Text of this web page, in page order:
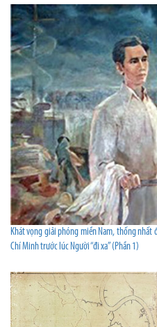
Khát vọng giải phóng miền Nam, thống
Chí Minh trước lúc Người “đi xa” (Phần 1)